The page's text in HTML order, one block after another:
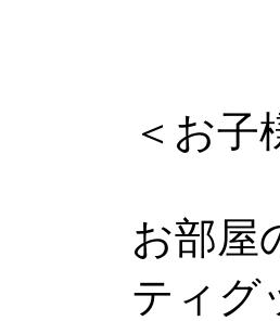
＜お子
お部屋
ティグ